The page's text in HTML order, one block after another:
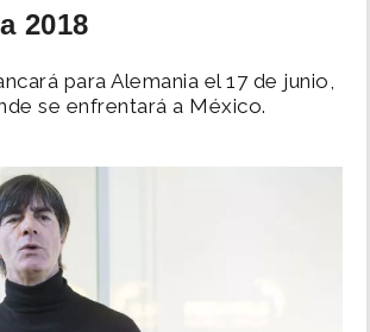
2018
para Alemania el 17 de junio,
se enfrentará a México.